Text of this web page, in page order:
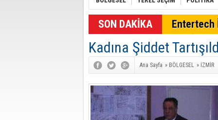
SON DAKİKA Entertech
Kadına Şiddet
Ana Sayfa » BÖLGESEL » İZMİR